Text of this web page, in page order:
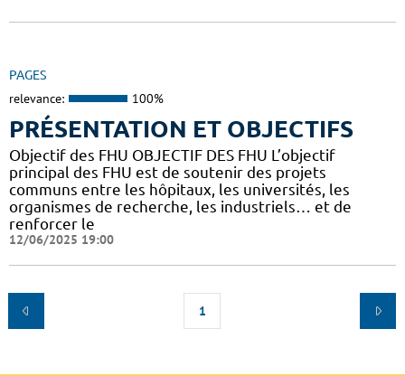
PAGES
relevance: 100%
PRÉSENTATION ET OBJECTIFS
Objectif des FHU OBJECTIF DES FHU L’objectif
principal des FHU est de soutenir des projets
communs entre les hôpitaux, les universités, les
organismes de recherche, les industriels… et de
renforcer le
12/06/2025 19:00
1